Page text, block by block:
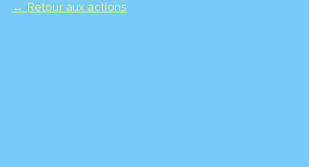
← Retour aux actions